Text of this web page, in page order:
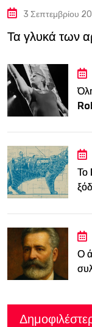
3 Σεπτεμβρίου
Τα γλυκά των
Το
Ο